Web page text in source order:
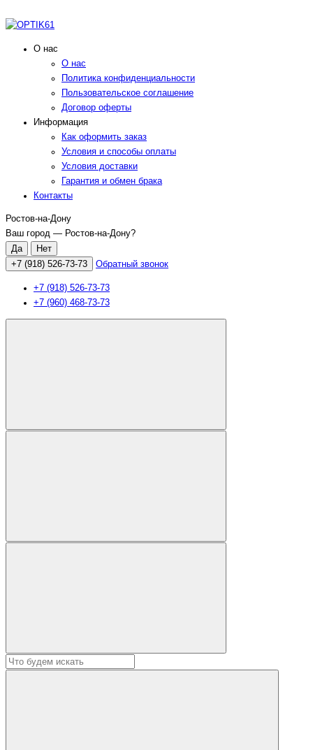
О нас
О нас
Политика конфиденциальности
Пользовательское соглашение
Договор оферты
Информация
Как оформить заказ
Условия и способы оплаты
Условия доставки
Гарантия и обмен брака
Контакты
Ростов-на-Дону
Ваш город — Ростов-на-Дону?
+7 (918) 526-73-73 Обратный звонок
+7 (918) 526-73-73
+7 (960) 468-73-73